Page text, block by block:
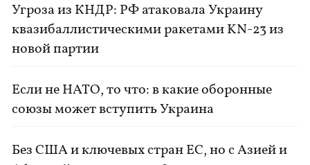
Угроза из КНДР: РФ атаковала Украину
квазибаллистическими ракетами KN-23 из
новой партии
Если не НАТО, то что: в какие оборонные
союзы может вступить Украина
Без США и ключевых стран ЕС, но с Азией и